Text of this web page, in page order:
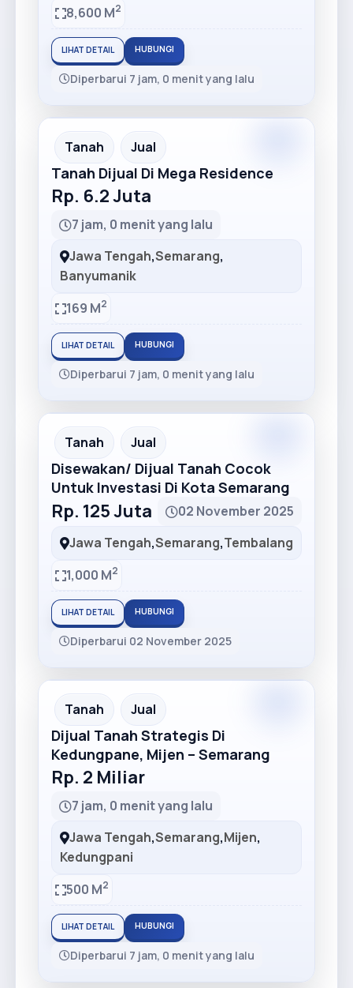
8,600 M2
LIHAT DETAIL HUBUNGI
Diperbarui 7 jam, 0 menit yang lalu
Recommended
Tanah Jual
Tanah Dijual Di Mega Residence
Rp. 6.2 Juta
7 jam, 0 menit yang lalu
Jawa Tengah,Semarang,
Banyumanik
169 M2
LIHAT DETAIL HUBUNGI
Diperbarui 7 jam, 0 menit yang lalu
Recommended
Tanah Jual
Disewakan/ Dijual Tanah Cocok
Untuk Investasi Di Kota Semarang
Rp. 125 Juta
02 November 2025
Jawa Tengah,Semarang,Tembalang
1,000 M2
LIHAT DETAIL HUBUNGI
Diperbarui 02 November 2025
Recommended
Tanah Jual
Dijual Tanah Strategis Di
Kedungpane, Mijen – Semarang
Rp. 2 Miliar
7 jam, 0 menit yang lalu
Jawa Tengah,Semarang,Mijen,
Kedungpani
500 M2
LIHAT DETAIL HUBUNGI
Diperbarui 7 jam, 0 menit yang lalu